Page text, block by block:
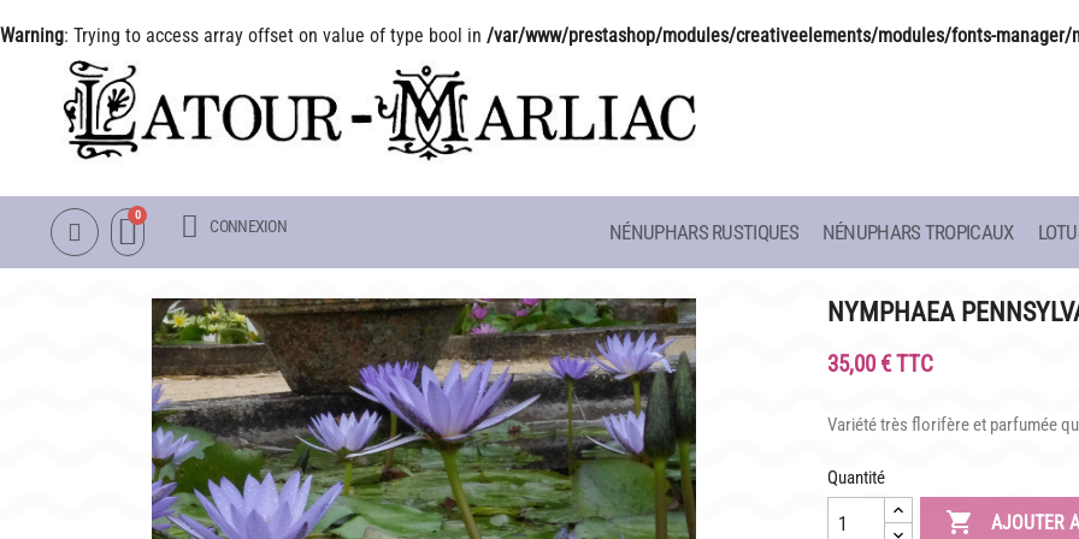
Warning: Trying to access array offset on value of type bool in /var/www/prestashop/modules/creativeelements/modules/fonts-manager/
NOTRE CATALOGUE
NÉNUPHARS RUSTIQUES
NÉNUPHARS TROPICAUX
AUTRES PLANTES AQUATIQUES
PACKS & ACCESSOIRES
INFOS PRATIQUES
PLAN & PHOTOS DU SITE
POUR LES ENFANTS
GROUPES ADULTES & SCOLAIRES
CAFÉ MARLIACEA
HORAIRES ET ACCÈS
LA CARTE
NOS SOIRÉES ESTIVALES
REPAS GROUPES
HISTOIRE
LATOUR-
LES
CONNEXION NÉNUPHARS RUSTIQUES NÉNUPHARS TROPICAUX
NYMPHAEA
35,00 € TTC
Variété très florifère et parfumée
Quantité
 AJOUTER